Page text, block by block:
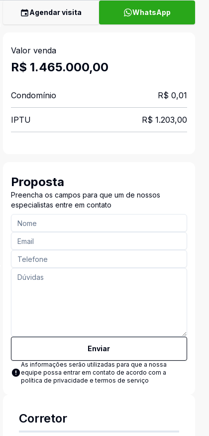
Agendar visita WhatsApp
Valor venda
R$ 1.465.000,00
Condomínio R$ 0,01
IPTU R$ 1.203,00
Proposta
Preencha os campos para que um de nossos
especialistas entre em contato
Enviar
As informações serão utilizadas para que a nossa
equipe possa entrar em contato de acordo com a
política de privacidade e termos de serviço
Corretor